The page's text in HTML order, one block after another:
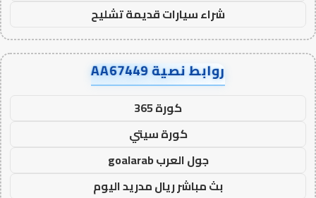
شراء سيارات قديمة تشليح
روابط نصية AA67449
كورة 365
كورة سيتي
جول العرب goalarab
بث مباشر ريال مدريد اليوم